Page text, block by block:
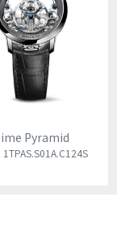
Pyramid